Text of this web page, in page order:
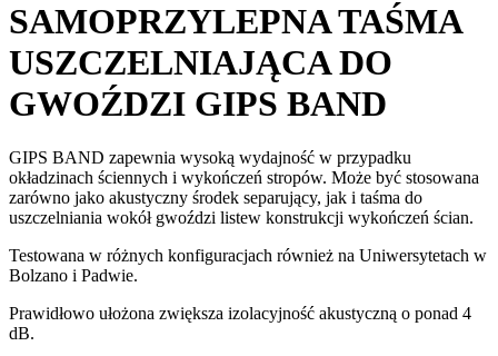
SAMOPRZYLEPNA TAŚMA
USZCZELNIAJĄCA DO
GWOŹDZI GIPS BAND
GIPS BAND zapewnia wysoką wydajność w przypadku
okładzinach ściennych i wykończeń stropów. Może być stosowana
zarówno jako akustyczny środek separujący, jak i taśma do
uszczelniania wokół gwoździ listew konstrukcji wykończeń ścian.
Testowana w różnych konfiguracjach również na Uniwersytetach w
Bolzano i Padwie.
Prawidłowo ułożona zwiększa izolacyjność akustyczną o ponad 4
dB.